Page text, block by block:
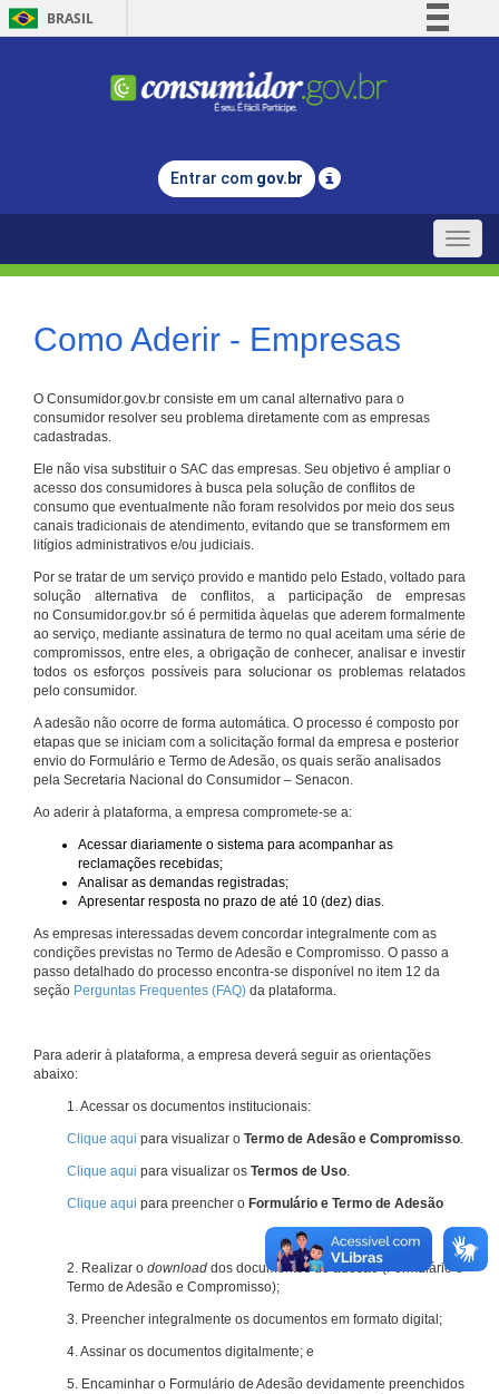
BRASIL
Comunica BR
Legislação
Entrar com gov.br
Toggle
Como Aderir - Empresas
O Consumidor.gov.br consiste em um canal alternativo para o
consumidor resolver seu problema diretamente com as empresas
cadastradas.
Ele não visa substituir o SAC das empresas. Seu objetivo é ampliar o
acesso dos consumidores à busca pela solução de conflitos de
consumo que eventualmente não foram resolvidos por meio dos seus
canais tradicionais de atendimento, evitando que se transformem em
litígios administrativos e/ou judiciais.
Por se tratar de um serviço provido e mantido pelo Estado, voltado para
solução alternativa de conflitos, a participação de empresas
no Consumidor.gov.br só é permitida àquelas que aderem formalmente
ao serviço, mediante assinatura de termo no qual aceitam uma série de
compromissos, entre eles, a obrigação de conhecer, analisar e investir
todos os esforços possíveis para solucionar os problemas relatados
pelo consumidor.
A adesão não ocorre de forma automática. O processo é composto por
etapas que se iniciam com a solicitação formal da empresa e posterior
envio do Formulário e Termo de Adesão, os quais serão analisados
pela Secretaria Nacional do Consumidor – Senacon.
Ao aderir à plataforma, a empresa compromete-se a:
Acessar diariamente o sistema para acompanhar as
reclamações recebidas;
Analisar as demandas registradas;
Apresentar resposta no prazo de até 10 (dez) dias.
As empresas interessadas devem concordar integralmente com as
condições previstas no Termo de Adesão e Compromisso. O passo a
passo detalhado do processo encontra-se disponível no item 12 da
seção Perguntas Frequentes (FAQ) da plataforma.
Para aderir à plataforma, a empresa deverá seguir as orientações
abaixo:
1. Acessar os documentos institucionais:
Clique aqui para visualizar o Termo de Adesão e Compromisso.
Clique aqui para visualizar os Termos de Uso.
Clique aqui para preencher o Formulário e Termo de Adesão
2. Realizar o download dos documentos de adesão (Formulário e
Termo de Adesão e Compromisso);
3. Preencher integralmente os documentos em formato digital;
4. Assinar os documentos digitalmente; e
5. Encaminhar o Formulário de Adesão devidamente preenchidos